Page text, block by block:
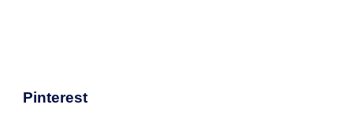
Pinterest